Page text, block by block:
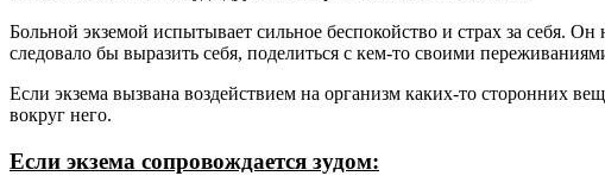
Больной экземой испытывает сильное беспокойство и страх за себя.
следовало бы выразить себя, поделиться с кем-то своими
Если экзема вызвана воздействием на организм каких-то сторонних
вокруг него.
Если экзема сопровождается зудом: